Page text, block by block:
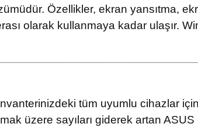
Özellikler, ekran yansıtma,
olarak kullanmaya kadar ulaşır.
tüm uyumlu cihazlar
üzere sayıları giderek artan